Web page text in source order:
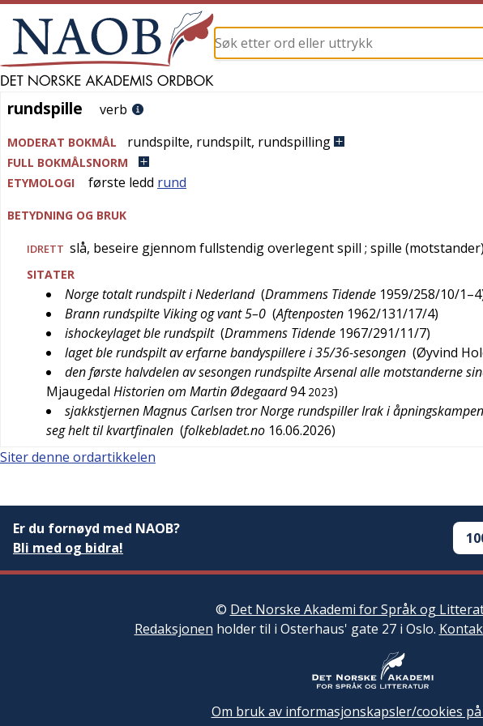
rundspille
rundspille verb
MODERAT BOKMÅL rundspilte, rundspilt, rundspilling
FULL BOKMÅLSNORM
ETYMOLOGI
første ledd rund
BETYDNING OG BRUK
IDRETT slå, beseire gjennom fullstendig overlegent spill ; spille
SITATER
Norge totalt rundspilt i Nederland (Drammens Tidende 1959/258/10/1–4
Brann rundspilte Viking og vant 5–0 (Aftenposten 1962/131/17/4)
ishockeylaget ble rundspilt (Drammens Tidende 1967/291/11/7)
laget ble rundspilt av erfarne bandyspillere i 35/36-sesongen (Øyvind
den første halvdelen av sesongen rundspilte Arsenal alle motstanderne
Mjaugedal Historien om Martin Ødegaard94 2023)
sjakkstjernen Magnus Carlsen tror Norge rundspiller Irak i
seg helt til kvartfinalen (folkebladet.no 16.06.2026)
Siter denne ordartikkelen
Er du fornøyd med NAOB?
Bli med og bidra!
© Det Norske Akademi for Språk og
Redaksjonen holder til i Osterhaus' gate 27 i Oslo.
Om bruk av informasjonskapsler/cookies